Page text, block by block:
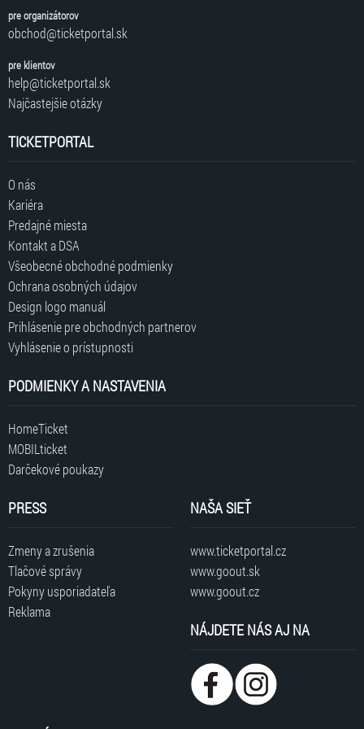
pre organizátorov
obchod@ticketportal.sk
pre klientov
help@ticketportal.sk
Najčastejšie otázky
TICKETPORTAL
O nás
Kariéra
Predajné miesta
Kontakt a DSA
Všeobecné obchodné podmienky
Ochrana osobných údajov
Design logo manuál
Prihlásenie pre obchodných partnerov
Vyhlásenie o prístupnosti
PODMIENKY A NASTAVENIA
HomeTicket
MOBILticket
Darčekové poukazy
PRESS
Zmeny a zrušenia
Tlačové správy
Pokyny usporiadateľa
Reklama
NAŠA SIEŤ
www.ticketportal.cz
www.goout.sk
www.goout.cz
NÁJDETE NÁS AJ NA